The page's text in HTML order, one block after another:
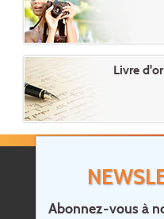
Abonnez-vous à
Livre d'or